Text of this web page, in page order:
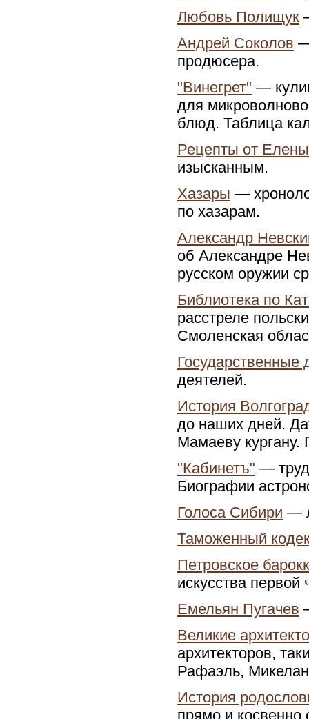
Любовь Полищук
Андрей Соколов
продюсера.
"Винегрет" —
для
блюд. Таблица
Рецепты от Елены
изысканным.
Хазары —
по хазарам.
Александр
об Александре
русском оружии
Библиотека по
расстреле
Смоленская
Государственные
деятелей.
История
до наших дней.
Мамаеву кургану.
"Кабинетъ" —
Биографии
Голоса Сибири —
Таможенный
Петровское
искусства первой
Емельян Пугачев
Великие
архитекторов,
Рафаэль,
История
прямо и